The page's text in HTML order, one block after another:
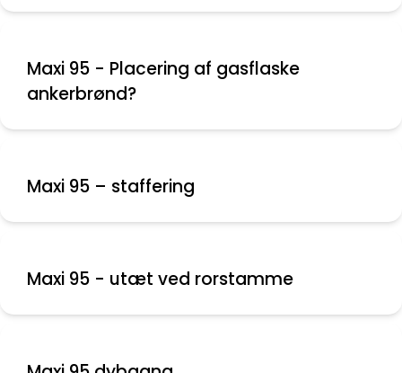
Maxi 95 - Placering af gasflaske
ankerbrønd?
Maxi 95 – staffering
Maxi 95 - utæt ved rorstamme